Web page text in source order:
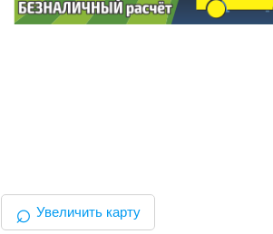
⌕ Увеличить карту